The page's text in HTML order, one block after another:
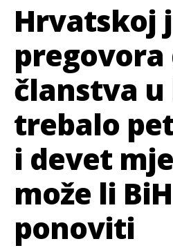
Hrvatskoj
pregovora
članstva u
trebalo
i devet
može li
ponoviti